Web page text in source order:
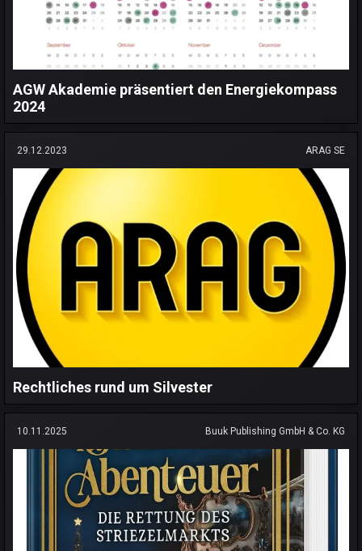
AGW Akademie präsentiert den Energiekompass
2024
29.12.2023 ARAG SE
Rechtliches rund um Silvester
10.11.2025 Buuk Publishing GmbH & Co. KG